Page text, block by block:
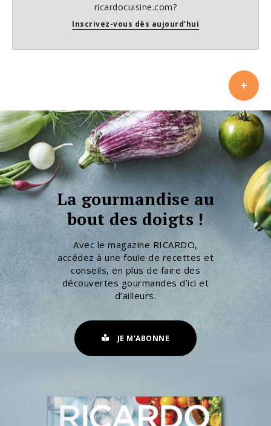
ricardocuisine.com?
Inscrivez-vous dès aujourd'hui
La gourmandise au
bout des doigts !
Avec le magazine RICARDO,
accédez à une foule de recettes et
conseils, en plus de faire des
découvertes gourmandes d’ici et
d’ailleurs.
JE M'ABONNE